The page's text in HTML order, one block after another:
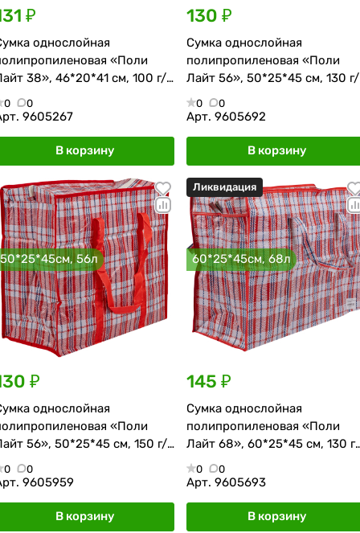
₽
однослойная
«Поли
38», 46*20*41 см, 100 г/
чёрно-красная
0 0
9605267
В корзину
130 ₽
Сумка однослойная
полипропиленовая «Поли
Лайт 56», 50*25*45 см, 130 г/
м², красно-синяя
0 0
Арт. 9605692
В корзину
50*25*45см, 56л
₽
однослойная
«Поли
56», 50*25*45 см, 150 г/
красно-синяя
0 0
9605959
В корзину
Ликвидация
60*25*45см, 68л
145 ₽
Сумка однослойная
полипропиленовая «Поли
Лайт 68», 60*25*45 см, 130 г/
м², красно-синяя
0 0
Арт. 9605693
В корзину